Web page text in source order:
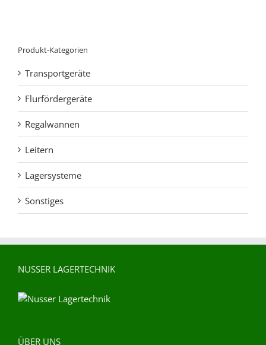
Produkt-Kategorien
Transportgeräte
Flurfördergeräte
Regalwannen
Leitern
Lagersysteme
Sonstiges
NUSSER LAGERTECHNIK
ÜBER UNS